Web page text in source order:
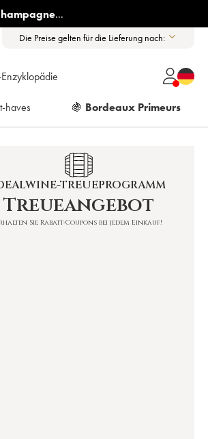
...
Die Preise gelten für die Lieferung nach:
haves 🍇 Bordeaux Primeurs
TREUEPROGRAMM
Treueangebot
Sie Rabatt-Coupons bei jedem Einkauf!